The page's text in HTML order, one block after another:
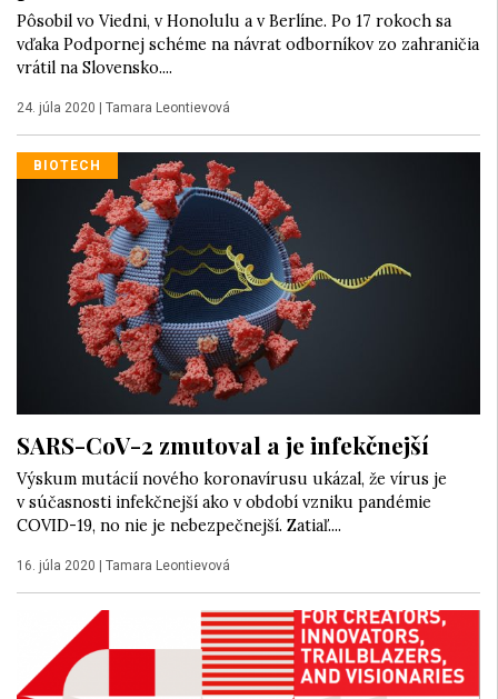
Pôsobil vo Viedni, v Honolulu a v Berlíne. Po 17 rokoch sa
vďaka Podpornej schéme na návrat odborníkov zo zahraničia
vrátil na Slovensko....
24. júla 2020 Tamara Leontievová
BIOTECH
SARS-CoV-2 zmutoval a je infekčnejší
Výskum mutácií nového koronavírusu ukázal, že vírus je
v súčasnosti infekčnejší ako v období vzniku pandémie
COVID-19, no nie je nebezpečnejší. Zatiaľ....
16. júla 2020 Tamara Leontievová